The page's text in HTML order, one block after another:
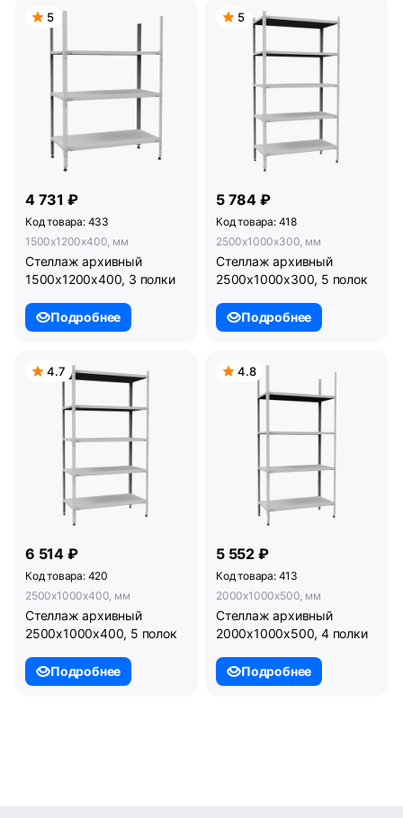
5
4 731 ₽
Код товара: 433
1500x1200x400, мм
Стеллаж архивный
1500х1200х400, 3 полки
Подробнее
5
5 784 ₽
Код товара: 418
2500x1000x300, мм
Стеллаж архивный
2500х1000х300, 5 полок
Подробнее
4.7
6 514 ₽
Код товара: 420
2500x1000x400, мм
Стеллаж архивный
2500х1000х400, 5 полок
Подробнее
4.8
5 552 ₽
Код товара: 413
2000x1000x500, мм
Стеллаж архивный
2000х1000х500, 4 полки
Подробнее